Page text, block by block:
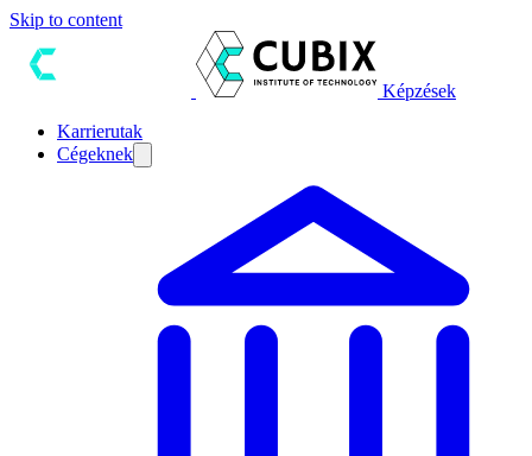
Skip to content
Képzések
Karrierutak
Cégeknek